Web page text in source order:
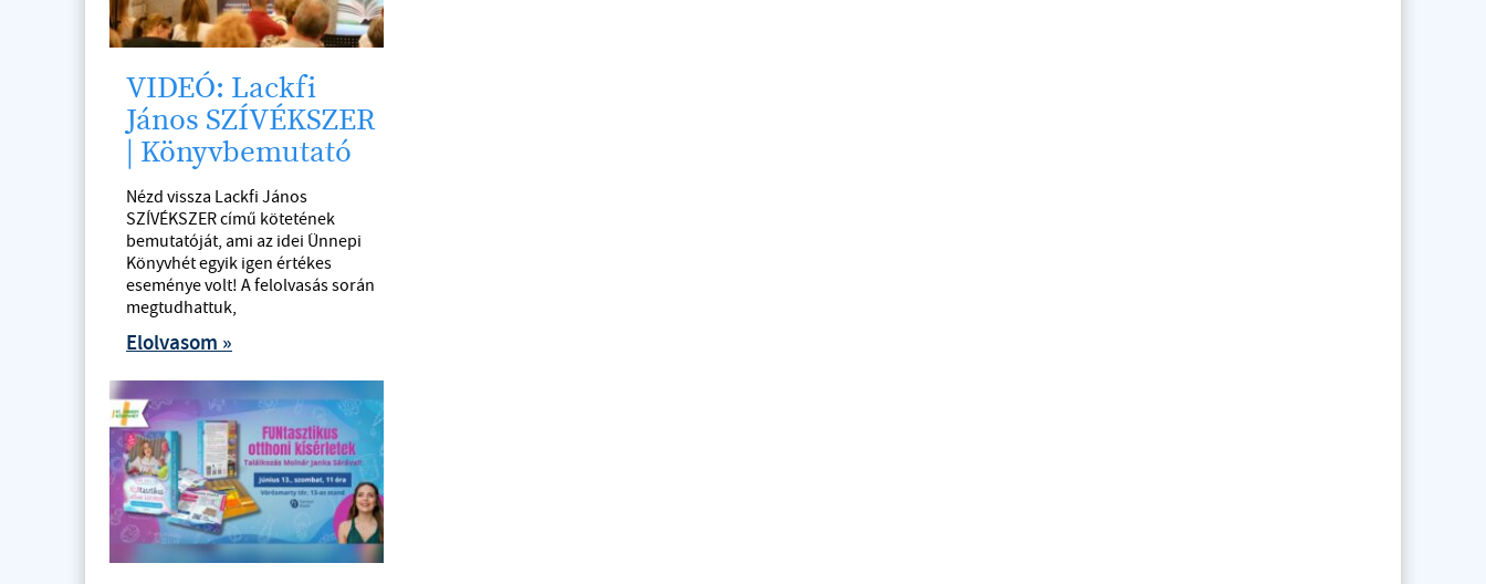
VIDEÓ: Lackfi
János SZÍVÉKSZER
| Könyvbemutató
Nézd vissza Lackfi János
SZÍVÉKSZER című kötetének
bemutatóját, ami az idei Ünnepi
Könyvhét egyik igen értékes
eseménye volt! A felolvasás során
megtudhattuk,
Elolvasom »